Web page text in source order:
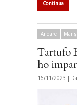
Continua
Andare
Tartufo
ho
16/11/2023 |